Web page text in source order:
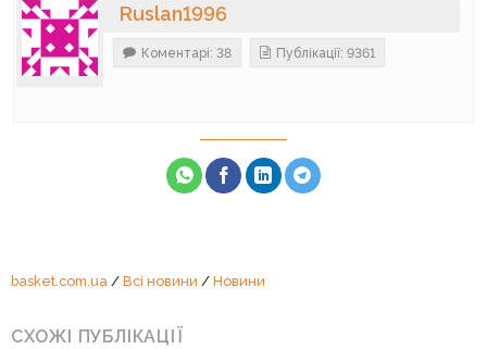
Ruslan1996
Коментарі: 38 Публікації: 9361
basket.com.ua / Всі новини / Новини
СХОЖІ ПУБЛІКАЦІЇ